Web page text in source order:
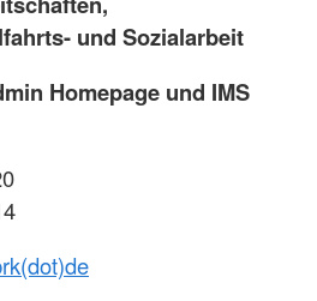
und Sozialarbeit
Homepage und IMS